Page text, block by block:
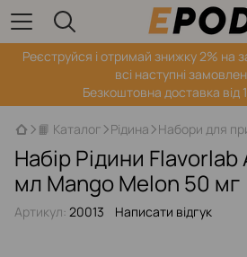
Реєструйся і отримай знижку 2% на
всі наступні
Безкоштовна доставка від
📙 Каталог Рідина Набори для
Набір Рідини
мл Mango Melon 50 мг
Артикул: 20013 Написати відгук